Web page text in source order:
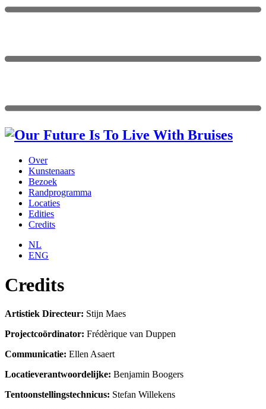
Over
Kunstenaars
Bezoek
Randprogramma
Locaties
Edities
Credits
NL
ENG
Credits
Artistiek Directeur: Stijn Maes
Projectcoördinator: Frédèrique van Duppen
Communicatie: Ellen Asaert
Locatieverantwoordelijke: Benjamin Boogers
Tentoonstellingstechnicus: Stefan Willekens